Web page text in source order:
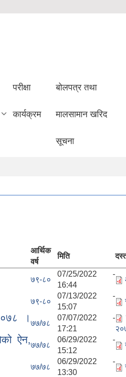
परीक्षा
कार्यक्रम
बोलपत्र तथा
मालसामान खरिद
सूचना
आर्थिक
वर्ष
मिति
७९-८०
07/25/2022 -
16:44
७९-८०
07/13/2022 -
15:07
। ७७/७८
07/07/2022 -
17:21
ऐन,७७/७८
06/29/2022 -
15:12
७७/७८
06/29/2022 -
13:30